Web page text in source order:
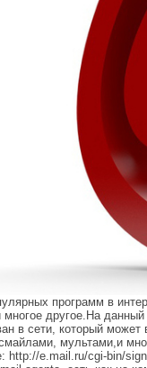
программ в
многое другое.На
в сети, который
мультами,и
http://e.mail.ru/cgi-bin/